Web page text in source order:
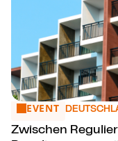
Zwischen
EVENT
Zwischen